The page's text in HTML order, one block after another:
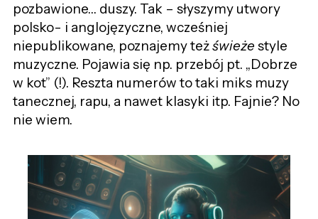
pozbawione… duszy. Tak – słyszymy utwory
polsko- i anglojęzyczne, wcześniej
niepublikowane, poznajemyteżświeże style
muzyczne. Pojawia się np. przebój pt. „Dobrze
w kot” (!). Reszta numerów to taki miks muzy
tanecznej, rapu, a nawet klasyki itp. Fajnie? No
nie wiem.